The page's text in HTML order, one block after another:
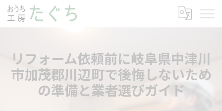
リフォーム依頼前に岐阜県中津川
市加茂郡川辺町で後悔しないため
の準備と業者選びガイド